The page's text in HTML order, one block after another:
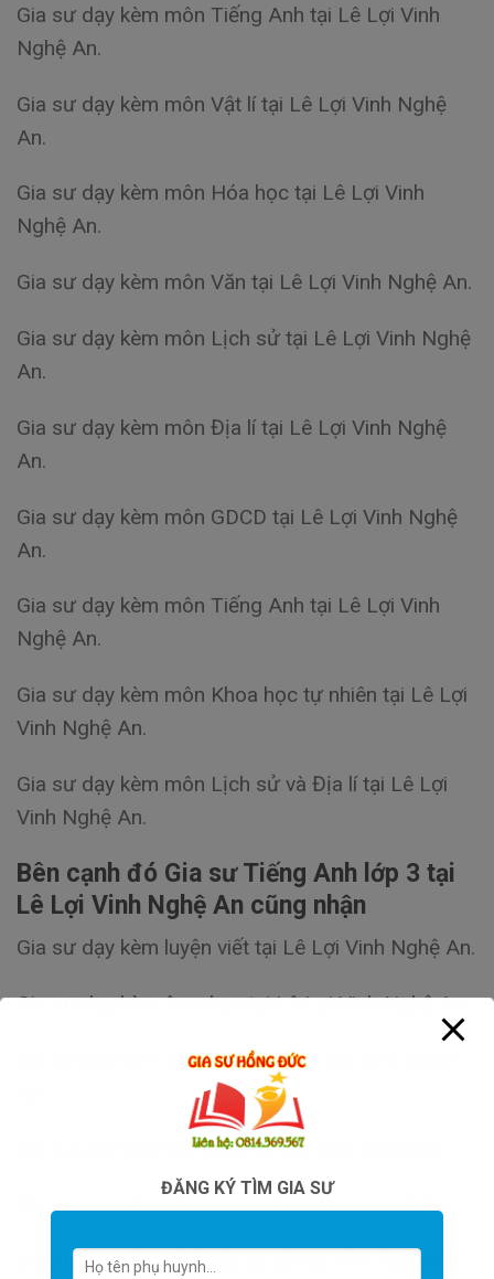
Gia sư dạy kèm môn Tiếng Anh tại Lê Lợi Vinh
Nghệ An.
Gia sư dạy kèm môn Vật lí tại Lê Lợi Vinh Nghệ
An.
Gia sư dạy kèm môn Hóa học tại Lê Lợi Vinh
Nghệ An.
Gia sư dạy kèm môn Văn tại Lê Lợi Vinh Nghệ An.
Gia sư dạy kèm môn Lịch sử tại Lê Lợi Vinh Nghệ
An.
Gia sư dạy kèm môn Địa lí tại Lê Lợi Vinh Nghệ
An.
Gia sư dạy kèm môn GDCD tại Lê Lợi Vinh Nghệ
An.
Gia sư dạy kèm môn Tiếng Anh tại Lê Lợi Vinh
Nghệ An.
Gia sư dạy kèm môn Khoa học tự nhiên tại Lê Lợi
Vinh Nghệ An.
Gia sư dạy kèm môn Lịch sử và Địa lí tại Lê Lợi
Vinh Nghệ An.
Bên cạnh đó Gia sư Tiếng Anh lớp 3 tại
Lê Lợi Vinh Nghệ An cũng nhận
Gia sư dạy kèm luyện viết tại Lê Lợi Vinh Nghệ An.
Gia sư dạy kèm âm nhạc tại Lê Lợi Vinh Nghệ An.
Gia sư dạy kèm vẽ, hội họa tại Lê Lợi Vinh Nghệ
Gia sư dạy kèm bơi lội tại Lê Lợi Vinh Nghệ An.
Gia sư dạy kèm cờ vua tại Lê Lợi Vinh Nghệ An.
Gia sư dạy kèm võ thuật tại Lê Lợi Vinh Nghệ An.
ĐĂNG KÝ TÌM GIA SƯ